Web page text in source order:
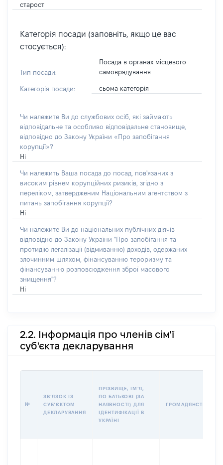
старост
Категорія посади (заповніть, якщо це вас
стосується):
Тип посади:
Посада в органах місцевого
самоврядування
Категорія посади: сьома категорія
Чи належите Ви до службових осіб, які займають
відповідальне та особливо відповідальне становище,
відповідно до Закону України «Про запобігання
корупції»?
Ні
Чи належить Ваша посада до посад, пов'язаних з
високим рівнем корупційних ризиків, згідно з
переліком, затвердженим Національним агентством з
питань запобігання корупції?
Ні
Чи належите Ви до національних публічних діячів
відповідно до Закону України "Про запобігання та
протидію легалізації (відмиванню) доходів, одержаних
злочинним шляхом, фінансуванню тероризму та
фінансуванню розповсюдження зброї масового
знищення"?
Ні
2.2. Інформація про членів сім'ї
суб'єкта декларування
№
ЗВʼЯЗОК ІЗ
СУБʼЄКТОМ
ДЕКЛАРУВАННЯ
ПРІЗВИЩЕ, ІМʼЯ,
ПО БАТЬКОВІ (ЗА
НАЯВНОСТІ) ДЛЯ
ІДЕНТИФІКАЦІЇ В
УКРАЇНІ
ГРОМАДЯНСТВО